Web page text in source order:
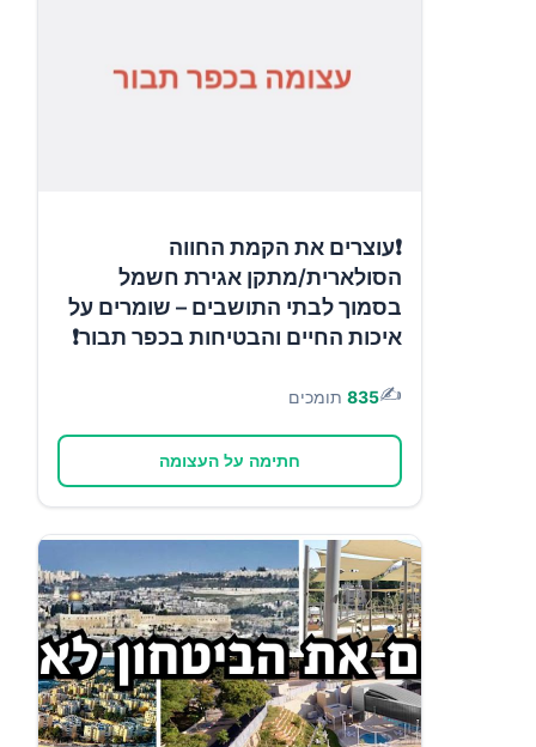
❗עוצרים את הקמת החווה
הסולארית/מתקן אגירת חשמל
בסמוך לבתי התושבים – שומרים על
איכות החיים והבטיחות בכפר תבור❗
✍️
835 תומכים
חתימה על העצומה